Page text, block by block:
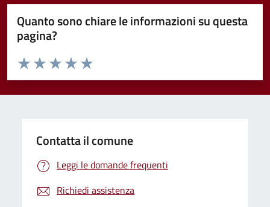
Quanto sono chiare le informazioni su questa
pagina?
Valuta da 1 a 5 stelle la pagina
Valuta 5 stelle su 5
Valuta 4 stelle su 5
Valuta 3 stelle su 5
Valuta 2 stelle su 5
Valuta 1 stelle su 5
Contatta il comune
Leggi le domande frequenti
Richiedi assistenza